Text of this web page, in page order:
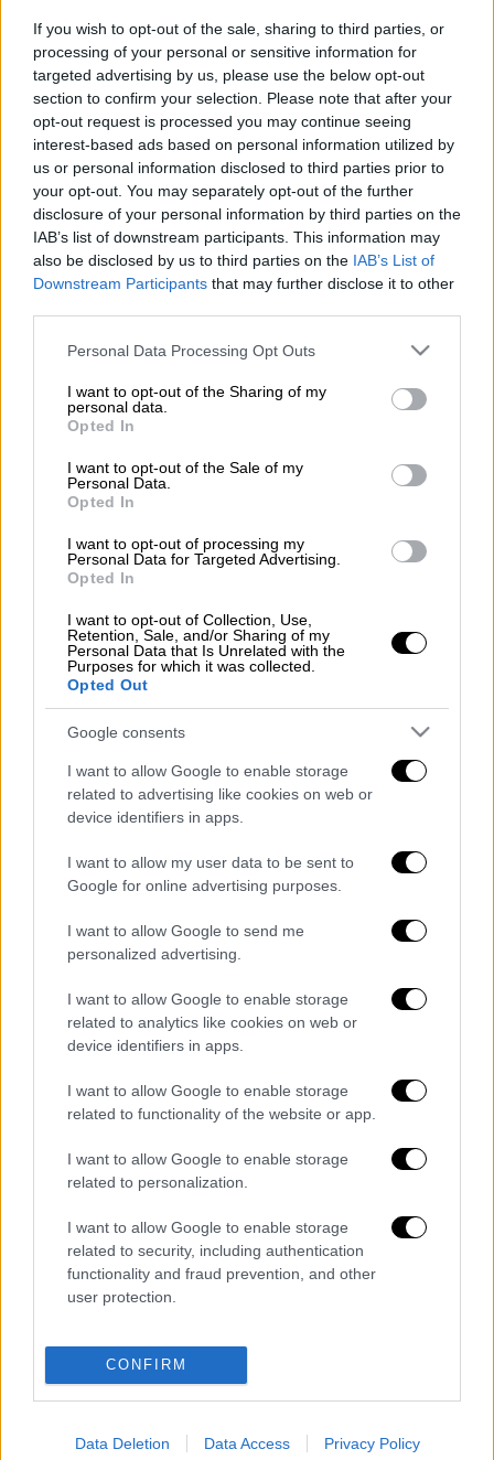
If you wish to opt-out of the sale, sharing to third parties, or
processing of your personal or sensitive information for
targeted advertising by us, please use the below opt-out
section to confirm your selection. Please note that after your
opt-out request is processed you may continue seeing
interest-based ads based on personal information utilized by
us or personal information disclosed to third parties prior to
your opt-out. You may separately opt-out of the further
disclosure of your personal information by third parties on the
IAB’s list of downstream participants. This information may
also be disclosed by us to third parties on the IAB’s List of
Downstream Participants that may further disclose it to other
Please note that this website/app uses one or more Google
not limited to your visit or usage behaviour. You may click to
grant or deny consent to Google and its third-party tags to
use your data for below specified purposes in below Google
consent section.
Personal Data Processing Opt Outs
I want to opt-out of the Sharing of my
personal data.
Opted In
I want to opt-out of the Sale of my
Personal Data.
Opted In
I want to opt-out of processing my
Personal Data for Targeted Advertising.
Opted In
I want to opt-out of Collection, Use,
Retention, Sale, and/or Sharing of my
Personal Data that Is Unrelated with the
Purposes for which it was collected.
Opted Out
Google consents
I want to allow Google to enable storage
related to advertising like cookies on web or
device identifiers in apps.
I want to allow my user data to be sent to
Google for online advertising purposes.
I want to allow Google to send me
personalized advertising.
I want to allow Google to enable storage
related to analytics like cookies on web or
device identifiers in apps.
I want to allow Google to enable storage
related to functionality of the website or app.
I want to allow Google to enable storage
related to personalization.
I want to allow Google to enable storage
related to security, including authentication
functionality and fraud prevention, and other
user protection.
CONFIRM
Data Deletion Data Access Privacy Policy
Προσθέστε το ΕΘΝΟΣ στη Google
Το απίθανο τρίποντο του Νικ Καλάθη χάρισε
στον Παναθηναϊκό μία από τις μεγαλύτερες
ευρωπαϊκές νίκες των τελευταίων χρόνων
κι όπως ήταν φυσικό τόσο οι παίκτες όσο
και το προπονητικό τιμ πανηγύρισαν έξαλλα
την επιτυχία που χαρίζει ελπίδες πρόκρισης
στην επόμενη φάση της Ευρωλίγκας.
του Παναθηναϊκού αναρτήθηκε βιντεο, μέσα
από τα αποδυτήρια, την ώρα που ο Ρικ
Πιτίνο αποθεώνει τους παίκτες του και μιλά
για την... κατάρα 8 ετών που έσπασε η ομάδα
του. «Είχαμε να νικήσουμε εδώ οκτώ χρόνια.
Οκτώ χρόνια. Δεν θα χάσουμε ξανά. Η γαμ...η
τεχνικός γεμάτος ένταση, προτού
αποθεωθεί από τους παίκτες του.
Δείτε το βίντεο
A post shared by Panathinaikos BC (@paobcgr)
Διαβάστε ακόμη
Εκτελέσεις, συλλήψεις και νέοι
περιορισμοί: Το Ιράν σκληραίνει τη γραμμή
στο εσωτερικό εν μέσω πολέμου
Η πρώτη δήλωση της οικογένειας της